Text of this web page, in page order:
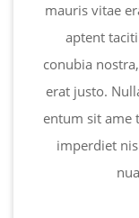
mauris vitae
aptent
conubia
erat justo.
entum sit ame
imperdiet